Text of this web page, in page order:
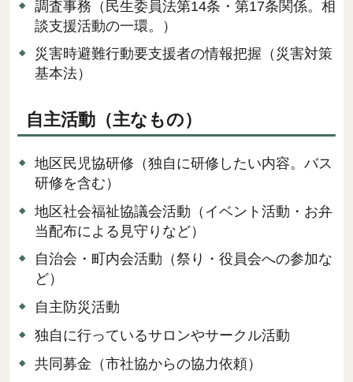
調査事務（民生委員法第14条・第17条関係。相
談支援活動の一環。）
災害時避難行動要支援者の情報把握（災害対策
基本法）
自主活動（主なもの）
地区民児協研修（独自に研修したい内容。バス
研修を含む）
地区社会福祉協議会活動（イベント活動・お弁
当配布による見守りなど）
自治会・町内会活動（祭り・役員会への参加な
ど）
自主防災活動
独自に行っているサロンやサークル活動
共同募金（市社協からの協力依頼）